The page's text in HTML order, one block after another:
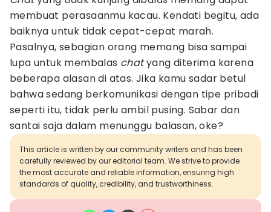
membuat perasaanmu kacau. Kendati begitu, ada
baiknya untuk tidak cepat-cepat marah.
Pasalnya, sebagian orang memang bisa sampai
lupa untuk membalas chatyang diterima karena
beberapa alasan di atas. Jika kamu sadar betul
bahwa sedang berkomunikasi dengan tipe pribadi
seperti itu, tidak perlu ambil pusing. Sabar dan
santai saja dalam menunggu balasan, oke?
This article is written by our community writers and has been
carefully reviewed by our editorial team. We strive to provide
the most accurate and reliable information, ensuring high
standards of quality, credibility, and trustworthiness.